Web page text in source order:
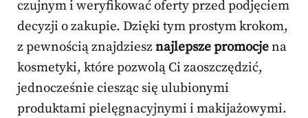
czujnym i weryfikować oferty przed podjęciem
decyzji o zakupie. Dzięki tym prostym krokom,
z pewnością znajdziesznajlepsze promocjena
kosmetyki, które pozwolą Ci zaoszczędzić,
jednocześnie ciesząc się ulubionymi
produktami pielęgnacyjnymi i makijażowymi.